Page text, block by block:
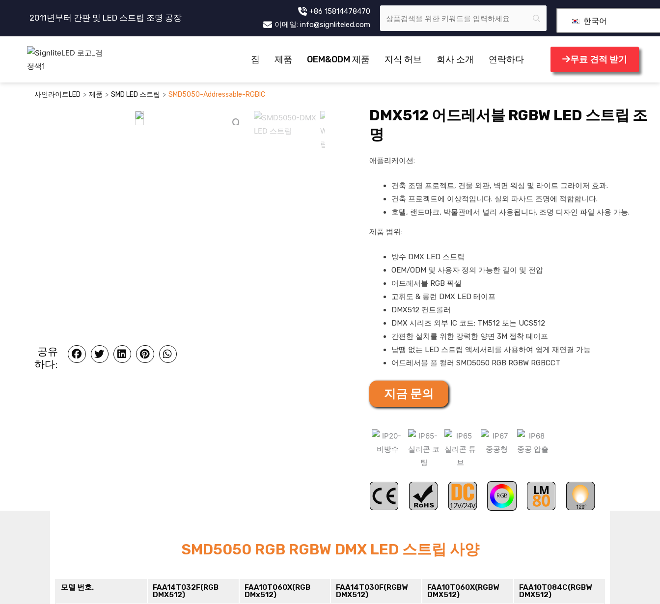
뛰
2011년부터 간판 및 LED 스트립 조명 공장
+86 15814478470
이메일: info@signliteled.com
한국어
집 제품 OEM&ODM 제품 지식 허브 회사 소개 연락하다 무료 견적 받기
사인라이트LED > 제품 > SMD LED 스트립 > SMD5050-Addressable-RGBIC
공유
하다:
DMX512 어드레서블 RGBW LED 스트립 조
명
애플리케이션:
건축 조명 프로젝트, 건물 외관, 벽면 워싱 및 라이트 그라이저 효과.
건축 프로젝트에 이상적입니다. 실외 파사드 조명에 적합합니다.
호텔, 랜드마크, 박물관에서 널리 사용됩니다. 조명 디자인 파일 사용 가능.
제품 범위:
방수 DMX LED 스트립
OEM/ODM 및 사용자 정의 가능한 길이 및 전압
어드레서블 RGB 픽셀
고휘도 & 롱런 DMX LED 테이프
DMX512 컨트롤러
DMX 시리즈 외부 IC 코드: TM512 또는 UCS512
간편한 설치를 위한 강력한 양면 3M 접착 테이프
납땜 없는 LED 스트립 액세서리를 사용하여 쉽게 재연결 가능
어드레서블 풀 컬러 SMD5050 RGB RGBW RGBCCT
지금 문의
RGB
SMD5050 RGB RGBW DMX LED 스트립 사양
모델 번호.
FAA14T032F(RGB
DMX512)
FAA10T060X(RGB
DMx512)
FAA14T030F(RGBW
DMX512)
FAA10T060X(RGBW
DMX512)
FAA10T084C(RGBW
DMX512)